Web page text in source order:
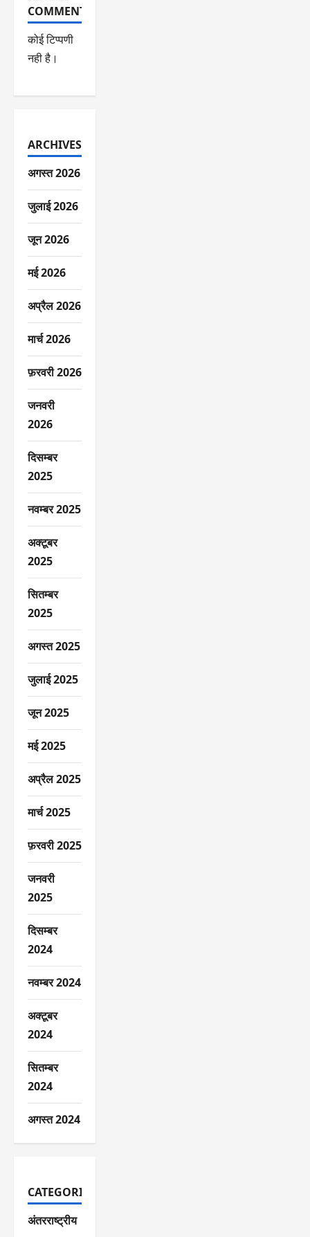
COMMENTS
कोई टिप्पणी
नही है।
ARCHIVES
अगस्त 2026
जुलाई 2026
जून 2026
मई 2026
अप्रैल 2026
मार्च 2026
फ़रवरी 2026
जनवरी
2026
दिसम्बर
2025
नवम्बर 2025
अक्टूबर
2025
सितम्बर
2025
अगस्त 2025
जुलाई 2025
जून 2025
मई 2025
अप्रैल 2025
मार्च 2025
फ़रवरी 2025
जनवरी
2025
दिसम्बर
2024
नवम्बर 2024
अक्टूबर
2024
सितम्बर
2024
अगस्त 2024
CATEGORIES
अंतरराष्ट्रीय